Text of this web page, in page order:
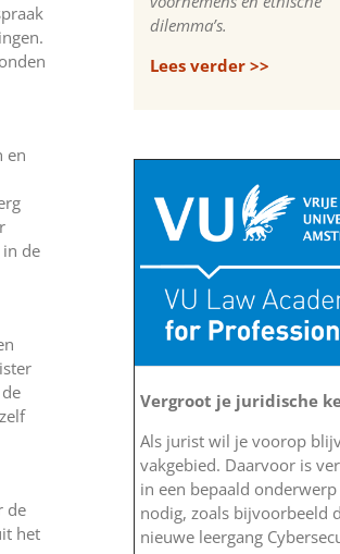
en
de
de
het
dilemma’s.
Lees verder >>
Vergroot je juridische
Als jurist wil je voorop
vakgebied. Daarvoor is
in een bepaald onderwerp
nodig, zoals bijvoorbeeld
nieuwe leergang